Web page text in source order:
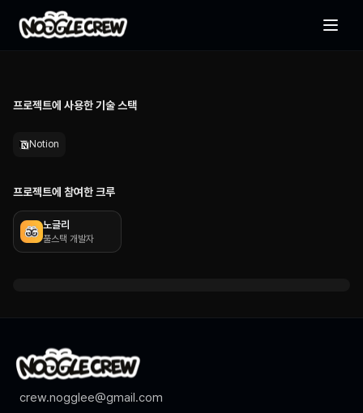
기획부터 개발까지, 업무·기능·진행현황을 한 곳에서 관리하는 실무형
프로젝트 관리 템플릿
프로젝트에 사용한 기술 스택
Notion
프로젝트에 참여한 크루
노글리
풀스택 개발자
crew.nogglee@gmail.com